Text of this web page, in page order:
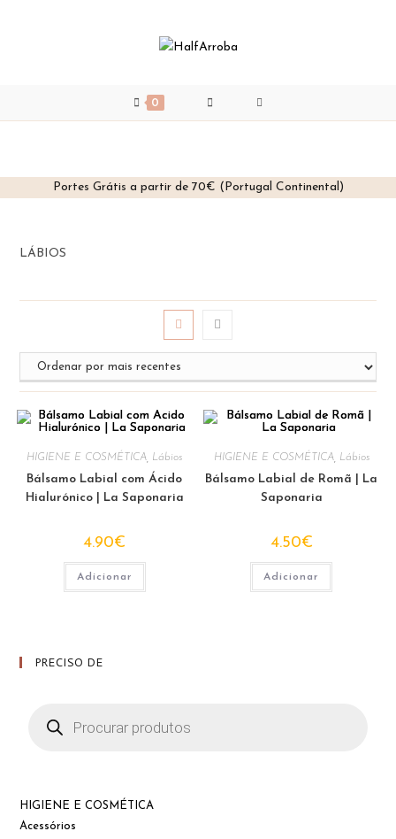
Portes Grátis a partir de 70€ (Portugal Continental)
content
0
LÁBIOS
HIGIENE E COSMÉTICA Lábios
Bálsamo Labial com Ácido
Hialurónico | La Saponaria
4.90€
Adicionar
HIGIENE E COSMÉTICA, Lábios
Bálsamo Labial de Romã | La
Saponaria
4.50€
Adicionar
PRECISO DE
search
HIGIENE E COSMÉTICA
Acessórios